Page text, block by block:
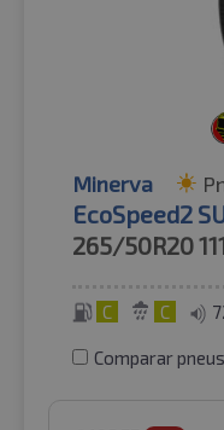
Minerva
EcoSpeed2
265/50R20
C C
Comparar pneus